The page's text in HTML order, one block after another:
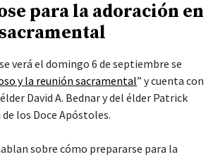
para la adoración en
verá el domingo 6 de septiembre se
y la reunión sacramental” y cuenta con
David A. Bednar y del élder Patrick
los Doce Apóstoles.
sobre cómo prepararse para la